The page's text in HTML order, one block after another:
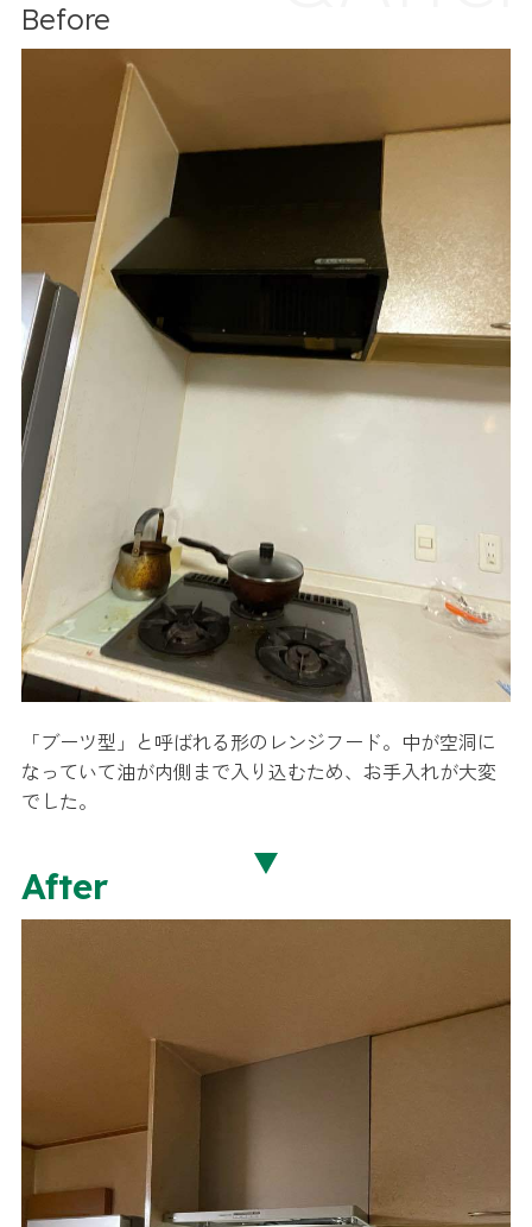
Before
「ブーツ型」と呼ばれる形のレンジフード。中が空洞に
なっていて油が内側まで入り込むため、お手入れが大変
でした。
After